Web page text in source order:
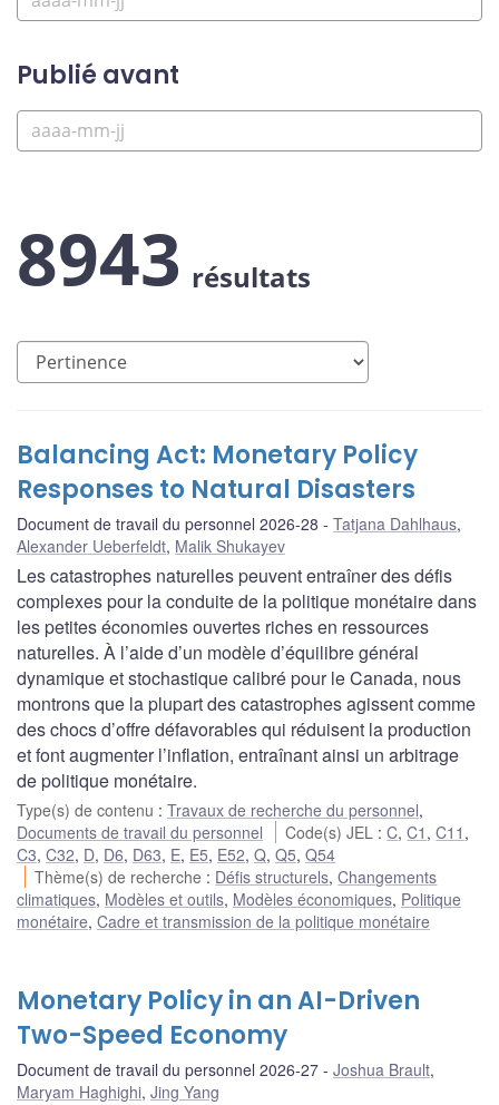
Publié avant
8943 résultats
Balancing Act: Monetary Policy
Responses to Natural Disasters
Document de travail du personnel 2026-28 Tatjana Dahlhaus,
Alexander Ueberfeldt, Malik Shukayev
Les catastrophes naturelles peuvent entraîner des défis
complexes pour la conduite de la politique monétaire dans
les petites économies ouvertes riches en ressources
naturelles. À l’aide d’un modèle d’équilibre général
dynamique et stochastique calibré pour le Canada, nous
montrons que la plupart des catastrophes agissent comme
des chocs d’offre défavorables qui réduisent la production
et font augmenter l’inflation, entraînant ainsi un arbitrage
de politique monétaire.
Type(s) de contenu : Travaux de recherche du personnel,
Documents de travail du personnel
Code(s) JEL :C,C1 ,C11 ,
C3, C32, D, D6, D63, E, E5, E52, Q, Q5, Q54
Thème(s) de recherche : Défis structurels,Changements
climatiques, Modèles et outils, Modèles économiques, Politique
monétaire, Cadre et transmission de la politique monétaire
Monetary Policy in an AI-Driven
Two-Speed Economy
Document de travail du personnel 2026-27 Joshua Brault,
Maryam Haghighi, Jing Yang